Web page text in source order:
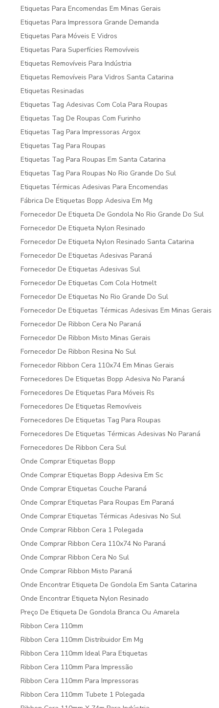
Etiquetas Para Encomendas Em Minas Gerais
Etiquetas Para Impressora Grande Demanda
Etiquetas Para Móveis E Vidros
Etiquetas Para Superfícies Removíveis
Etiquetas Removíveis Para Indústria
Etiquetas Removíveis Para Vidros Santa Catarina
Etiquetas Resinadas
Etiquetas Tag Adesivas Com Cola Para Roupas
Etiquetas Tag De Roupas Com Furinho
Etiquetas Tag Para Impressoras Argox
Etiquetas Tag Para Roupas
Etiquetas Tag Para Roupas Em Santa Catarina
Etiquetas Tag Para Roupas No Rio Grande Do Sul
Etiquetas Térmicas Adesivas Para Encomendas
Fábrica De Etiquetas Bopp Adesiva Em Mg
Fornecedor De Etiqueta De Gondola No Rio Grande Do Sul
Fornecedor De Etiqueta Nylon Resinado
Fornecedor De Etiqueta Nylon Resinado Santa Catarina
Fornecedor De Etiquetas Adesivas Paraná
Fornecedor De Etiquetas Adesivas Sul
Fornecedor De Etiquetas Com Cola Hotmelt
Fornecedor De Etiquetas No Rio Grande Do Sul
Fornecedor De Etiquetas Térmicas Adesivas Em Minas Gerais
Fornecedor De Ribbon Cera No Paraná
Fornecedor De Ribbon Misto Minas Gerais
Fornecedor De Ribbon Resina No Sul
Fornecedor Ribbon Cera 110x74 Em Minas Gerais
Fornecedores De Etiquetas Bopp Adesiva No Paraná
Fornecedores De Etiquetas Para Móveis Rs
Fornecedores De Etiquetas Removíveis
Fornecedores De Etiquetas Tag Para Roupas
Fornecedores De Etiquetas Térmicas Adesivas No Paraná
Fornecedores De Ribbon Cera Sul
Onde Comprar Etiquetas Bopp
Onde Comprar Etiquetas Bopp Adesiva Em Sc
Onde Comprar Etiquetas Couche Paraná
Onde Comprar Etiquetas Para Roupas Em Paraná
Onde Comprar Etiquetas Térmicas Adesivas No Sul
Onde Comprar Ribbon Cera 1 Polegada
Onde Comprar Ribbon Cera 110x74 No Paraná
Onde Comprar Ribbon Cera No Sul
Onde Comprar Ribbon Misto Paraná
Onde Encontrar Etiqueta De Gondola Em Santa Catarina
Onde Encontrar Etiqueta Nylon Resinado
Preço De Etiqueta De Gondola Branca Ou Amarela
Ribbon Cera 110mm
Ribbon Cera 110mm Distribuidor Em Mg
Ribbon Cera 110mm Ideal Para Etiquetas
Ribbon Cera 110mm Para Impressão
Ribbon Cera 110mm Para Impressoras
Ribbon Cera 110mm Tubete 1 Polegada